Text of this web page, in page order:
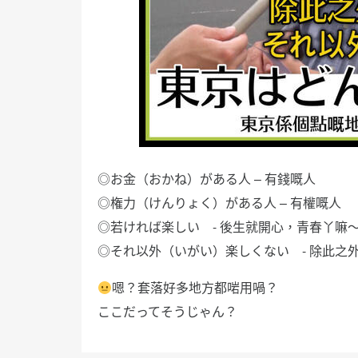
◎お金（おかね）がある人 – 有錢嘅人
◎権力（けんりょく）がある人 – 有權嘅人
◎若ければ楽しい - 後生就開心，青春丫嘛
◎それ以外（いがい）楽しくない - 除此之
嗯？套落好多地方都啱用喎？
ここだってそうじゃん？